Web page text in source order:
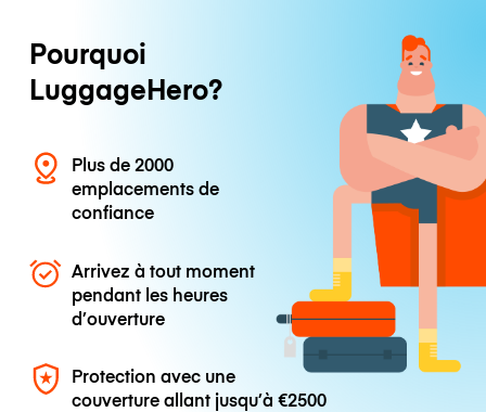
Pourquoi
LuggageHero?
Plus de 2000
emplacements de
confiance
Arrivez à tout moment
pendant les heures
d’ouverture
Protection avec une
couverture allant jusqu’à€2500